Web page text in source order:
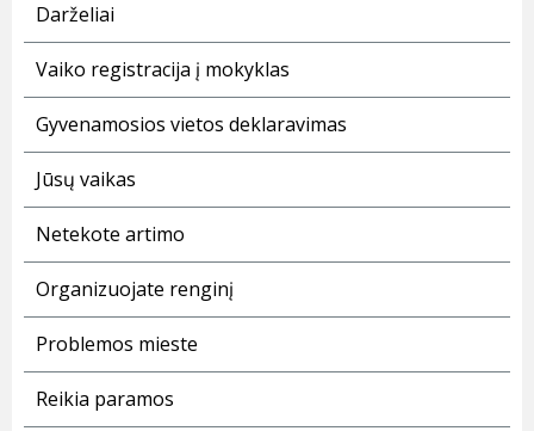
Darželiai
Vaiko registracija į mokyklas
Gyvenamosios vietos deklaravimas
Jūsų vaikas
Netekote artimo
Organizuojate renginį
Problemos mieste
Reikia paramos